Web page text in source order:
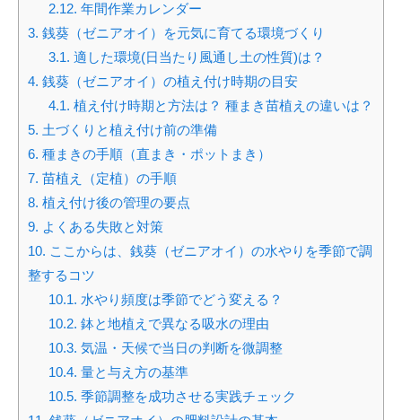
2.12. 年間作業カレンダー
3. 銭葵（ゼニアオイ）を元気に育てる環境づくり
3.1. 適した環境(日当たり風通し土の性質)は？
4. 銭葵（ゼニアオイ）の植え付け時期の目安
4.1. 植え付け時期と方法は？ 種まき苗植えの違いは？
5. 土づくりと植え付け前の準備
6. 種まきの手順（直まき・ポットまき）
7. 苗植え（定植）の手順
8. 植え付け後の管理の要点
9. よくある失敗と対策
10. ここからは、銭葵（ゼニアオイ）の水やりを季節で調
整するコツ
10.1. 水やり頻度は季節でどう変える？
10.2. 鉢と地植えで異なる吸水の理由
10.3. 気温・天候で当日の判断を微調整
10.4. 量と与え方の基準
10.5. 季節調整を成功させる実践チェック